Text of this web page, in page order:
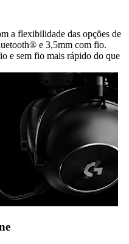
a flexibilidade das opções de
e 3,5mm com fio.
e sem fio mais rápido do que